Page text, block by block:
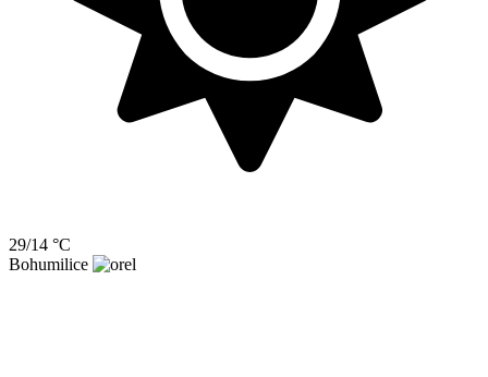
29/14 °C
Bohumilice